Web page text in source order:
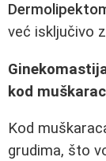
već isključivo
kod
Kod
grudima, što